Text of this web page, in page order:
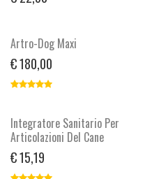
Artro-Dog Maxi
€ 180,00
Integratore Sanitario Per
Articolazioni Del Cane
€ 15,19